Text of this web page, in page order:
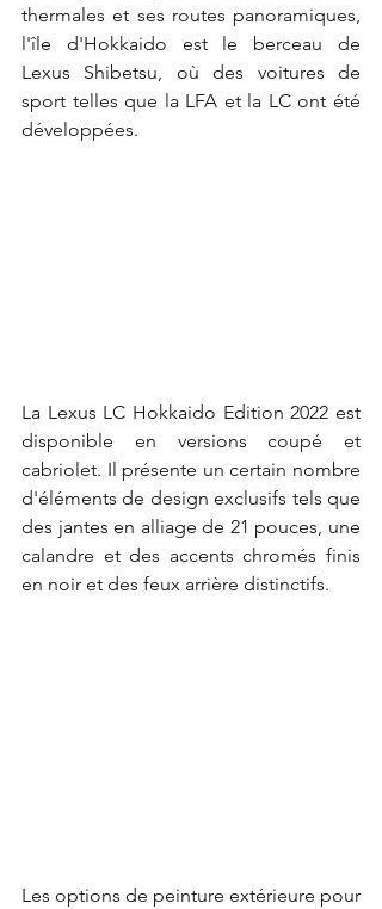
thermales et ses routes panoramiques,
l'île d'Hokkaido est le berceau de
Lexus Shibetsu, où des voitures de
sport telles que la LFA et la LC ont été
développées.
La Lexus LC Hokkaido Edition 2022 est
disponible en versions coupé et
cabriolet. Il présente un certain nombre
d'éléments de design exclusifs tels que
des jantes en alliage de 21 pouces, une
calandre et des accents chromés finis
en noir et des feux arrière distinctifs.
Les options de peinture extérieure pour